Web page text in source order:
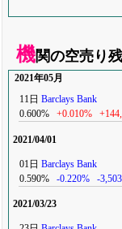
機関の空売り
2021年05月
11日 Barclays Bank
0.600%
+0.010%
2021/04/01
01日 Barclays Bank
0.590%
-0.220% -
2021/03/23